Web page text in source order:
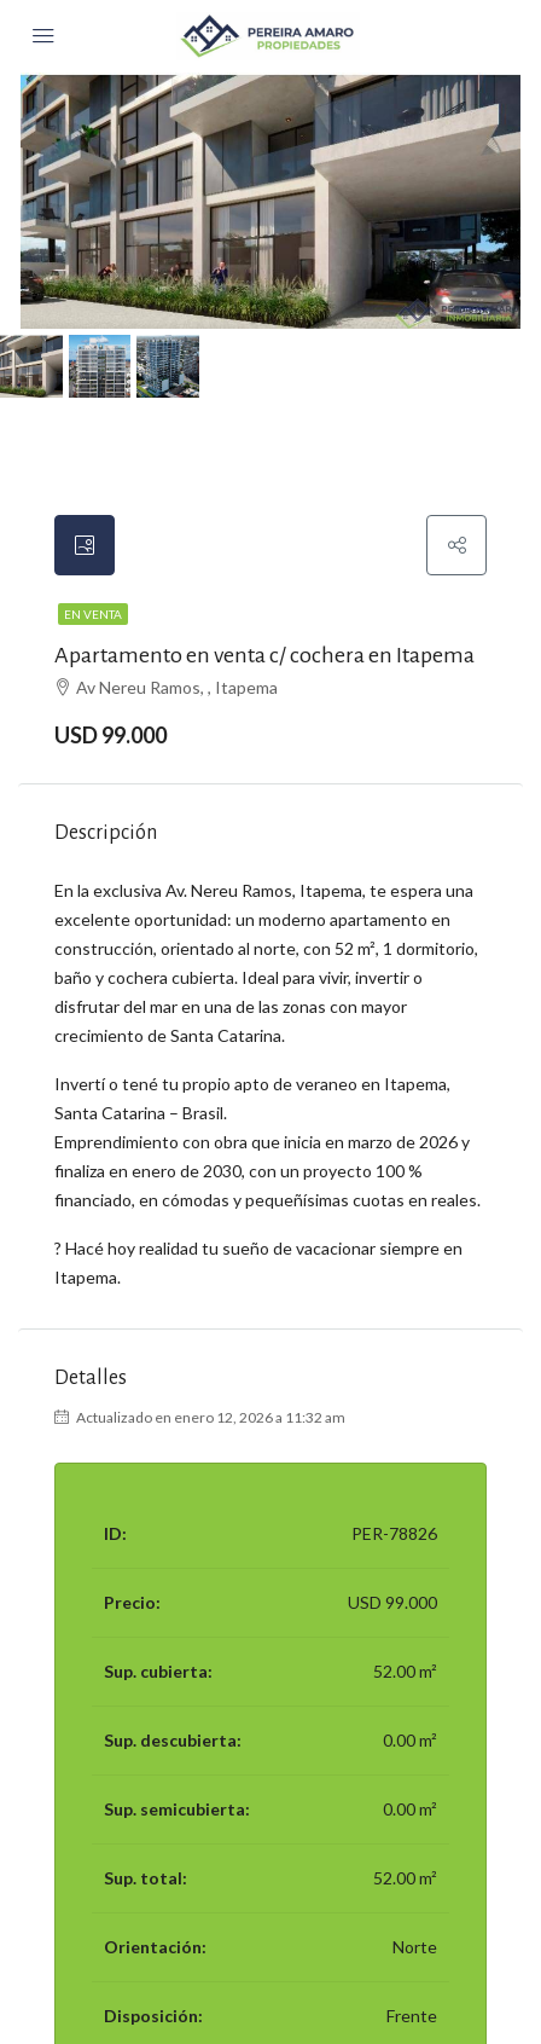
EN VENTA
Apartamento en venta c/ cochera en Itapema
Av Nereu Ramos, , Itapema
USD 99.000
Descripción
En la exclusiva Av. Nereu Ramos, Itapema, te espera una
excelente oportunidad: un moderno apartamento en
construcción, orientado al norte, con 52 m², 1 dormitorio,
baño y cochera cubierta. Ideal para vivir, invertir o
disfrutar del mar en una de las zonas con mayor
crecimiento de Santa Catarina.
Invertí o tené tu propio apto de veraneo en Itapema,
Santa Catarina – Brasil.
Emprendimiento con obra que inicia en marzo de 2026 y
finaliza en enero de 2030, con un proyecto 100 %
financiado, en cómodas y pequeñísimas cuotas en reales.
? Hacé hoy realidad tu sueño de vacacionar siempre en
Itapema.
Detalles
Actualizado en enero 12, 2026 a 11:32 am
ID: PER-78826
Precio: USD 99.000
Sup. cubierta: 52.00 m²
Sup. descubierta: 0.00 m²
Sup. semicubierta: 0.00 m²
Sup. total: 52.00 m²
Orientación: Norte
Disposición: Frente